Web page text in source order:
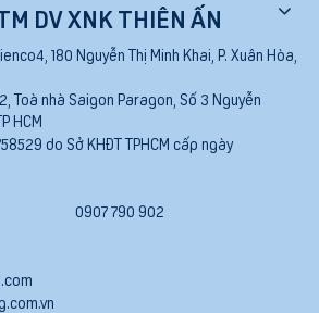
DV XNK THIÊN ẤN
180 Nguyễn Thị Minh Khai, P. Xuân Hòa,
Toà nhà Saigon Paragon, Số 3 Nguyễn
HCM
do Sở KHĐT TPHCM cấp ngày
0907 790 902